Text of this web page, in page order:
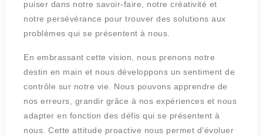
puiser dans notre savoir-faire, notre créativité et
notre persévérance pour trouver des solutions aux
problèmes qui se présentent à nous.
En embrassant cette vision, nous prenons notre
destin en main et nous développons un sentiment de
contrôle sur notre vie. Nous pouvons apprendre de
nos erreurs, grandir grâce à nos expériences et nous
adapter en fonction des défis qui se présentent à
nous. Cette attitude proactive nous permet d’évoluer